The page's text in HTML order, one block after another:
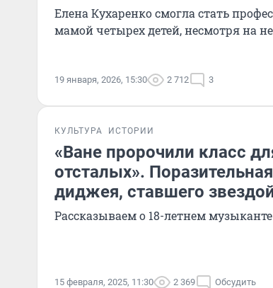
Елена Кухаренко смогла стать
мамой четырех детей, несмотря на
19 января, 2026, 15:30 2 712 3
КУЛЬТУРА ИСТОРИИ
«Ване пророчили класс
отсталых».
диджея, ставшего
Рассказываем о 18-летнем
15 февраля, 2025, 11:30 2 369 Обсудить